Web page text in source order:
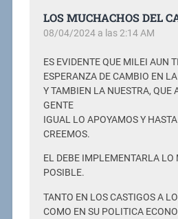
LOS MUCHACHOS DEL
08/04/2024 a las 2:14 AM
ES EVIDENTE QUE MILEI AUN
ESPERANZA DE CAMBIO EN
Y TAMBIEN LA NUESTRA, QUE
GENTE
IGUAL LO APOYAMOS Y
CREEMOS.
EL DEBE IMPLEMENTARLA LO
POSIBLE.
TANTO EN LOS CASTIGOS A
COMO EN SU POLITICA